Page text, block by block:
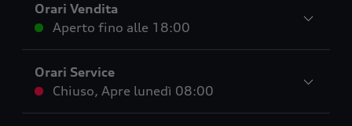
Orari Vendita
Aperto fino alle 18:00
Orari Service
Chiuso, Apre lunedì 08:00